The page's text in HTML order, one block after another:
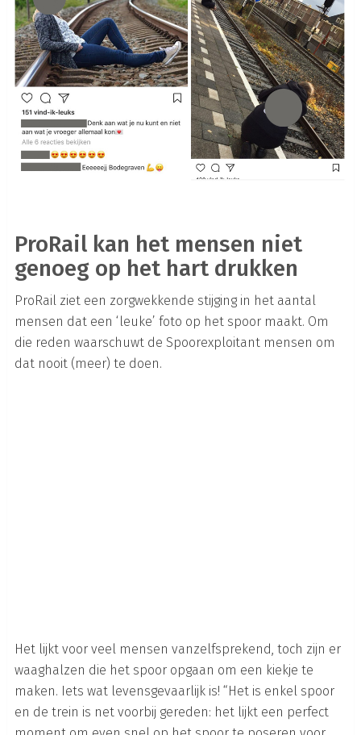
ProRail kan het mensen niet
genoeg op het hart drukken
ProRail ziet een zorgwekkende stijging in het aantal
mensen dat een ‘leuke’ foto op het spoor maakt. Om
die reden waarschuwt de Spoorexploitant mensen om
dat nooit (meer) te doen.
Het lijkt voor veel mensen vanzelfsprekend, toch zijn er
waaghalzen die het spoor opgaan om een kiekje te
maken. Iets wat levensgevaarlijk is! “Het is enkel spoor
en de trein is net voorbij gereden: het lijkt een perfect